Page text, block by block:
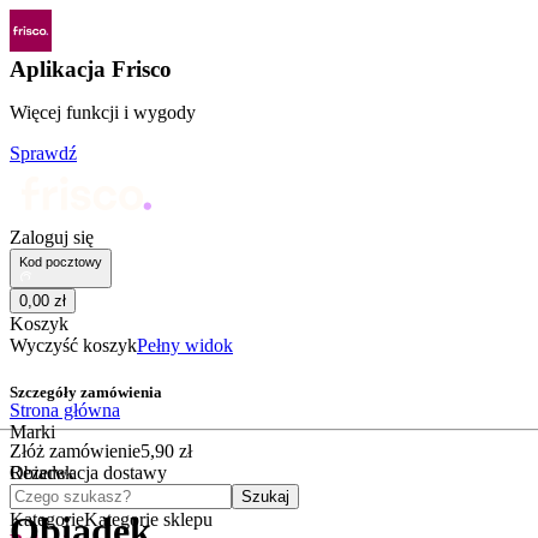
Aplikacja Frisco
Więcej funkcji i wygody
Sprawdź
Zaloguj się
Kod pocztowy
0,00 zł
Koszyk
Wyczyść koszykPełny widok
Szczegóły zamówienia
Złóż zamówienie5,90 zł
Rezerwacja dostawy
Czego szukasz?
Szukaj
KategorieKategorie sklepu
Strona główna
Marki
Obiadek